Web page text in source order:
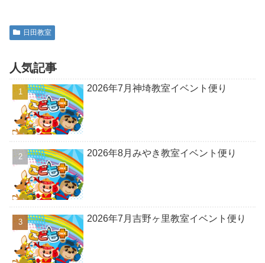
日田教室
人気記事
2026年7月神埼教室イベント便り
2026年8月みやき教室イベント便り
2026年7月吉野ヶ里教室イベント便り